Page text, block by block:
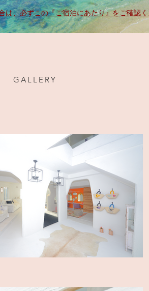
は、必ずこの『ご宿泊にあたり』をご確認
GALLERY